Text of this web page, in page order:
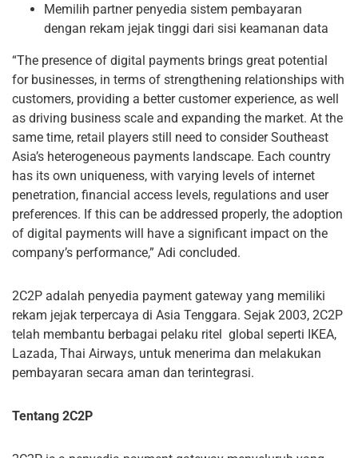
Memilih partner penyedia sistem pembayaran
dengan rekam jejak tinggi dari sisi keamanan data
“The presence of digital payments brings great potential
for businesses, in terms of strengthening relationships with
customers, providing a better customer experience, as well
as driving business scale and expanding the market. At the
same time, retail players still need to consider Southeast
Asia’s heterogeneous payments landscape. Each country
has its own uniqueness, with varying levels of internet
penetration, financial access levels, regulations and user
preferences. If this can be addressed properly, the adoption
of digital payments will have a significant impact on the
company’s performance,” Adi concluded.
2C2P adalah penyedia payment gateway yang memiliki
rekam jejak terpercaya di Asia Tenggara. Sejak 2003, 2C2P
telah membantu berbagai pelaku ritel global seperti IKEA,
Lazada, Thai Airways, untuk menerima dan melakukan
pembayaran secara aman dan terintegrasi.
Tentang 2C2P